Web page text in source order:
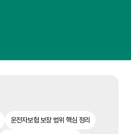
운전자보험 보장 범위 핵심 정리